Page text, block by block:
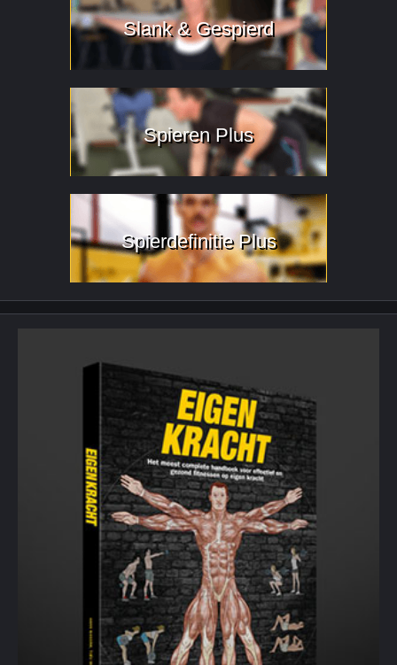
Slank & Gespierd
Spieren Plus
Spierdefinitie Plus